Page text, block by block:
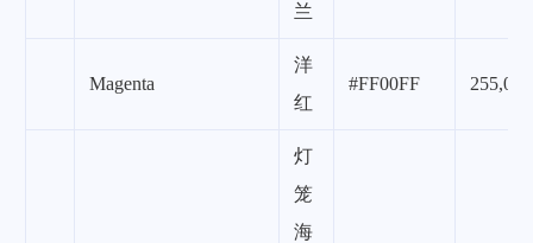
兰
Magenta
洋
红
#FF00FF
灯
笼
海